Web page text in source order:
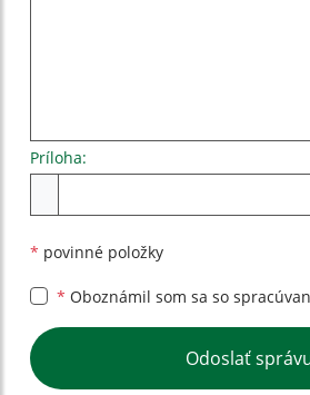
Príloha:
* povinné položky
* Oboznámil som sa so
Google reCaptcha Response
Odoslať